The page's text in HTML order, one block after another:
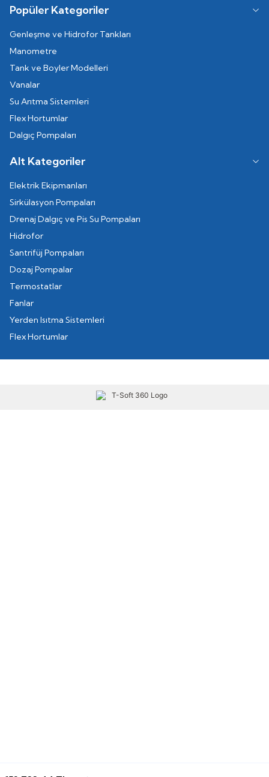
Popüler Kategoriler
Genleşme ve Hidrofor Tankları
Manometre
Tank ve Boyler Modelleri
Vanalar
Su Arıtma Sistemleri
Flex Hortumlar
Dalgıç Pompaları
Alt Kategoriler
Elektrik Ekipmanları
Sirkülasyon Pompaları
Drenaj Dalgıç ve Pis Su Pompaları
Hidrofor
Santrifüj Pompaları
Dozaj Pompalar
Termostatlar
Fanlar
Yerden Isıtma Sistemleri
Flex Hortumlar